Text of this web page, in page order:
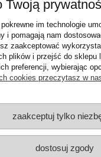
pokaż pełną wersję
Sklep internetowy
Twoją
im technologie
i pomagają nam
zaakceptować
plików i przejść do sklepu
preferencji, wybierając
cookies przeczytasz w
zaakceptuj tylko
dostosuj zgody